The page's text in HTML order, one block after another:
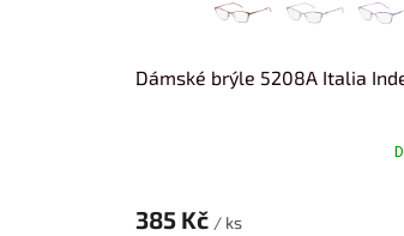
Dámské brýle 5208A Italia
385 Kč / ks